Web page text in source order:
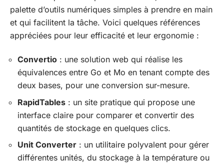
palette d’outils numériques simples à prendre en main
et qui facilitent la tâche. Voici quelques références
appréciées pour leur efficacité et leur ergonomie :
Convertio : une solution web qui réalise les
équivalences entre Go et Mo en tenant compte des
deux bases, pour une conversion sur-mesure.
RapidTables : un site pratique qui propose une
interface claire pour comparer et convertir des
quantités de stockage en quelques clics.
Unit Converter : un utilitaire polyvalent pour gérer
différentes unités, du stockage à la température ou